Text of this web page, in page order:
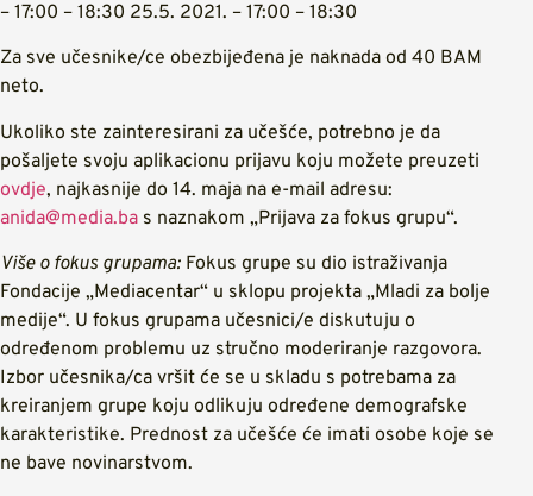
– 17:00 – 18:30 25.5. 2021. – 17:00 – 18:30
Za sve učesnike/ce obezbijeđena je naknada od 40 BAM
neto.
Ukoliko ste zainteresirani za učešće, potrebno je da
pošaljete svoju aplikacionu prijavu koju možete preuzeti
ovdje, najkasnije do 14. maja na e-mail adresu:
anida@media.ba s naznakom „Prijava za fokus grupu“.
Više o fokus grupama: Fokus grupe su dio istraživanja
Fondacije „Mediacentar“ u sklopu projekta „Mladi za bolje
medije“. U fokus grupama učesnici/e diskutuju o
određenom problemu uz stručno moderiranje razgovora.
Izbor učesnika/ca vršit će se u skladu s potrebama za
kreiranjem grupe koju odlikuju određene demografske
karakteristike. Prednost za učešće će imati osobe koje se
ne bave novinarstvom.